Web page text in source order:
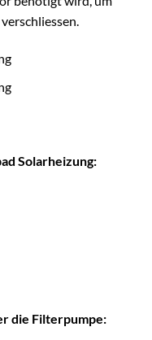
Solarheizung:
die Filterpumpe: